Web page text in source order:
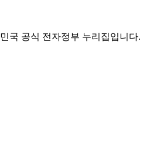
국 공식 전자정부 누리집입니다.